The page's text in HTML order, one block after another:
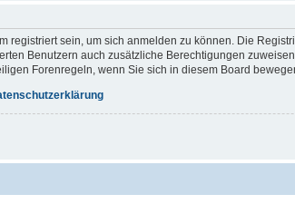
registriert sein, um sich anmelden zu können. Die
Benutzern auch zusätzliche Berechtigungen
Forenregeln, wenn Sie sich in diesem Board